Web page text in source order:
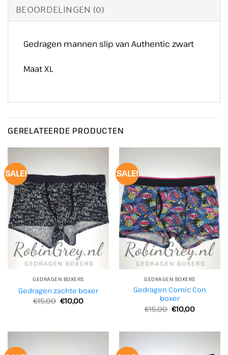
BEOORDELINGEN (0)
Gedragen mannen slip van Authentic zwart
Maat XL
GERELATEERDE PRODUCTEN
SALE!
GEDRAGEN BOXERS
Gedragen zachte boxer
€15,00 Oorspronkelijke
prijs
€10,00Huidige
SALE!
GEDRAGEN BOXERS
Gedragen Comic Con
boxer
€15,00 Oorspronkelijke
prijs
€10,00Huidige